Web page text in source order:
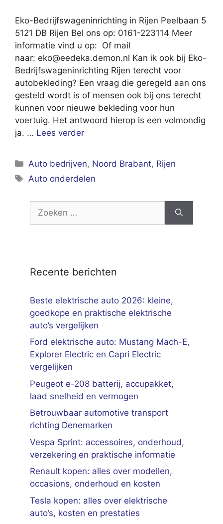
Eko-Bedrijfswageninrichting in Rijen Peelbaan 5
5121 DB Rijen Bel ons op: 0161-223114 Meer
informatie vind u op: Of mail
naar: eko@eedeka.demon.nl Kan ik ook bij Eko-
Bedrijfswageninrichting Rijen terecht voor
autobekleding? Een vraag die geregeld aan ons
gesteld wordt is of mensen ook bij ons terecht
kunnen voor nieuwe bekleding voor hun
voertuig. Het antwoord hierop is een volmondig
ja. … Lees verder
Categorieën
Auto bedrijven, Noord Brabant, Rijen
Tags
Auto onderdelen
naar:
Recente berichten
Beste elektrische auto 2026: kleine,
goedkope en praktische elektrische
auto’s vergelijken
Ford elektrische auto: Mustang Mach-E,
Explorer Electric en Capri Electric
vergelijken
Peugeot e-208 batterij, accupakket,
laad snelheid en vermogen
Betrouwbaar automotive transport
richting Denemarken
Vespa Sprint: accessoires, onderhoud,
verzekering en praktische informatie
Renault kopen: alles over modellen,
occasions, onderhoud en kosten
Tesla kopen: alles over elektrische
auto’s, kosten en prestaties